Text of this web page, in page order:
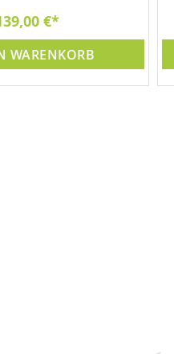
€
WARENKORB